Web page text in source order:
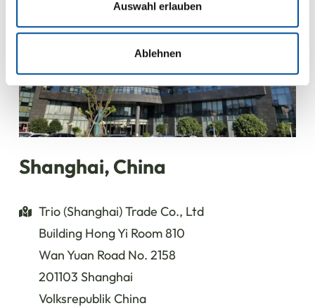
analysieren. Außerdem geben wir Informationen zu Ihrer
soziale Medien, Werbung und Analysen weiter. Unsere
Partner führen diese Informationen möglicherweise mit
weiteren Daten zusammen, die Sie ihnen bereitgestellt
haben oder die sie im Rahmen Ihrer Nutzung der Dienste
gesammelt haben.
Auswahl erlauben
Ablehnen
Shanghai, China
Trio (Shanghai) Trade Co., Ltd
Building Hong Yi Room 810
Wan Yuan Road No. 2158
201103 Shanghai
Volksrepublik China